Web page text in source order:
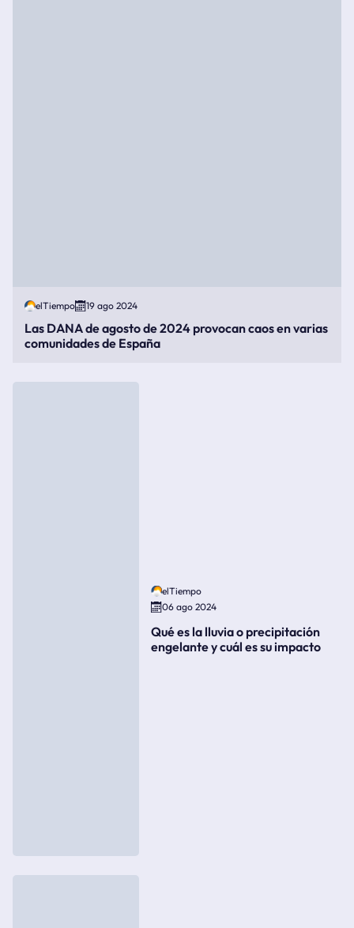
elTiempo 19 ago 2024
Las DANA de agosto de 2024 provocan caos en varias
comunidades de España
elTiempo
06 ago 2024
Qué es la lluvia o precipitación
engelante y cuál es su impacto